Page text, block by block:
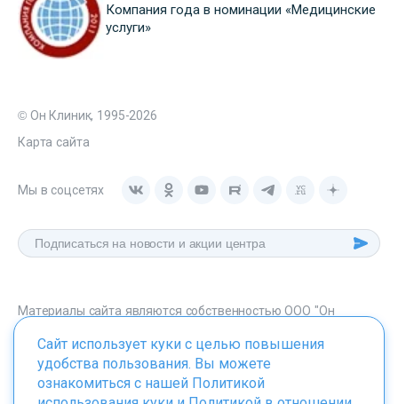
Компания года в номинации «Медицинские
услуги»
© Он Клиник, 1995-2026
Карта сайта
Мы в соцсетях
Материалы сайта являются собственностью ООО "Он
onclinic.ru запрещено в соответствии со статьей 1259 ГК. РФ.
Сайт использует куки с целью повышения
удобства пользования. Вы можете
ознакомиться с нашей Политикой